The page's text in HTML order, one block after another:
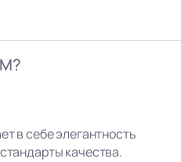
в себе элегантность
качества.